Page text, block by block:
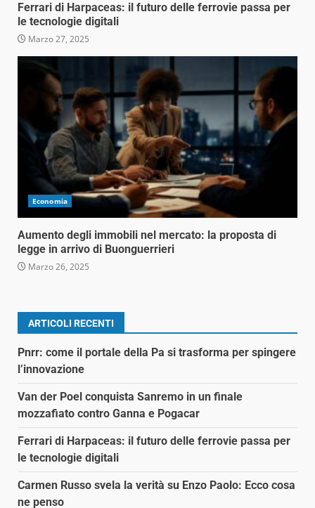
Ferrari di Harpaceas: il futuro delle ferrovie passa per
le tecnologie digitali
Marzo 27, 2025
Economia
Aumento degli immobili nel mercato: la proposta di
legge in arrivo di Buonguerrieri
Marzo 26, 2025
ARTICOLI RECENTI
Pnrr: come il portale della Pa si trasforma per spingere
l’innovazione
Van der Poel conquista Sanremo in un finale
mozzafiato contro Ganna e Pogacar
Ferrari di Harpaceas: il futuro delle ferrovie passa per
le tecnologie digitali
Carmen Russo svela la verità su Enzo Paolo: Ecco cosa
ne penso